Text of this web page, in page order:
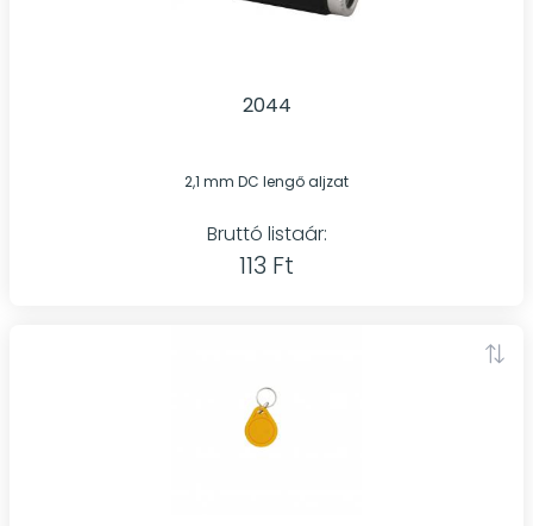
2044
2,1 mm DC lengő aljzat
Bruttó listaár:
113 Ft